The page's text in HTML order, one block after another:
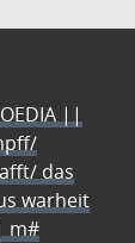
||
das
warheit
m#